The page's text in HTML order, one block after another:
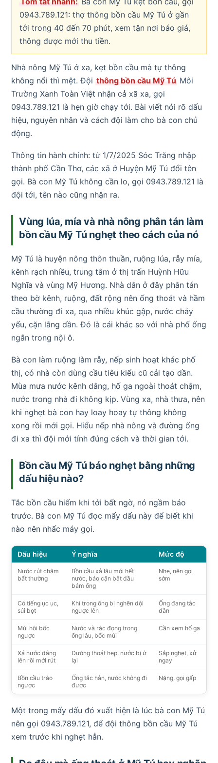
0943.789.121: thợ thông bồn cầu Mỹ Tú ở gần
tới trong 40 đến 70 phút, xem tận nơi báo giá,
thông được mới thu tiền.
Nhà nông Mỹ Tú ở xa, kẹt bồn cầu mà tự thông
không nổi thì mệt. Đội thông bồn cầu Mỹ Tú Môi
Trường Xanh Toàn Việt nhận cả xã xa, gọi
0943.789.121 là hẹn giờ chạy tới. Bài viết nói rõ dấu
hiệu, nguyên nhân và cách đội làm cho bà con chủ
động.
Thông tin hành chính: từ 1/7/2025 Sóc Trăng nhập
thành phố Cần Thơ, các xã ở Huyện Mỹ Tú đổi tên
gọi. Bà con Mỹ Tú không cần lo, gọi 0943.789.121 là
đội tới, tên nào cũng nhận ra.
Vùng lúa, mía và nhà nông phân tán làm
bồn cầu Mỹ Tú nghẹt theo cách của nó
Mỹ Tú là huyện nông thôn thuần, ruộng lúa, rẫy mía,
kênh rạch nhiều, trung tâm ở thị trấn Huỳnh Hữu
Nghĩa và vùng Mỹ Hương. Nhà dân ở đây phân tán
theo bờ kênh, ruộng, đất rộng nên ống thoát và hầm
cầu thường đi xa, qua nhiều khúc gập, nước chảy
yếu, cặn lắng dần. Đó là cái khác so với nhà phố ống
ngắn trong nội ô.
Bà con làm ruộng làm rẫy, nếp sinh hoạt khác phố
thị, có nhà còn dùng cầu tiêu kiểu cũ cải tạo dần.
Mùa mưa nước kênh dâng, hố ga ngoài thoát chậm,
nước trong nhà đi không kịp. Vùng xa, nhà thưa, nên
khi nghẹt bà con hay loay hoay tự thông không
xong rồi mới gọi. Hiểu nếp nhà nông và đường ống
đi xa thì đội mới tính đúng cách và thời gian tới.
Bồn cầu Mỹ Tú báo nghẹt bằng những
dấu hiệu nào?
Tắc bồn cầu hiếm khi tới bất ngờ, nó ngầm báo
trước. Bà con Mỹ Tú đọc mấy dấu này để biết khi
nào nên nhấc máy gọi.
Dấu hiệu Ý nghĩa Mức độ
Nước rút chậm
bất thường
Bồn cầu xả lâu mới hết
nước, báo cặn bắt đầu
bám ống
Nhẹ, nên gọi
sớm
Có tiếng ục ục,
sủi bọt
Khí trong ống bị nghẽn dội
ngược lên
Ống đang tắc
dần
Mùi hôi bốc
ngược
Nước và rác đọng trong
ống lâu, bốc mùi
Cần xem hố ga
Xả nước dâng
lên rồi mới rút
Đường thoát hẹp, nước bị ứ
lại
Sắp nghẹt, xử
ngay
Bồn cầu trào
ngược
Ống tắc hẳn, nước không đi
được
Nặng, gọi gấp
Một trong mấy dấu đó xuất hiện là lúc bà con Mỹ Tú
nên gọi 0943.789.121, để đội thông bồn cầu Mỹ Tú
xem trước khi nghẹt hẳn.